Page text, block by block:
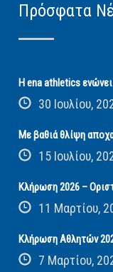
Πρόσφατα
Η ena athletics
30 Ιουλίου,
Με βαθιά θλίψη
15 Ιουλίου,
Κλήρωση 2026 –
11 Μαρτίου,
Κλήρωση Αθλητών
7 Μαρτίου,